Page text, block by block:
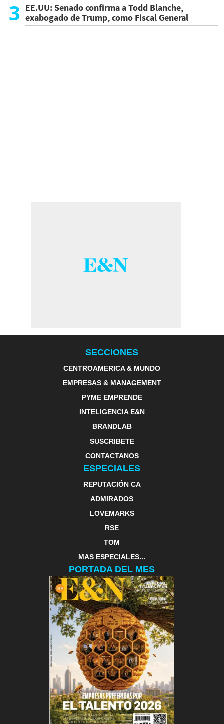
3 EE.UU: Senado confirma a Todd Blanche,
exabogado de Trump, como Fiscal General
SECCIONES
CENTROAMERICA & MUNDO
EMPRESAS & MANAGEMENT
PYME EMPRENDE
INTELIGENCIA E&N
BRANDLAB
SUSCRIBETE
CONTACTANOS
ESPECIALES
REPUTACIÓN CA
ADMIRADOS
LOVEMARKS
RSE
TOM
MAS ESPECIALES...
PORTADA DEL MES